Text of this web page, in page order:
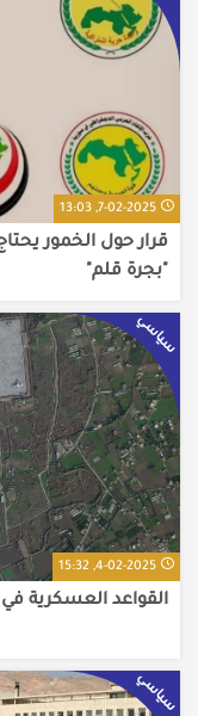
7-02-2025, 13:03
قرار حول الخمور
"بجرة قلم"
سياسي
4-02-2025, 15:32
القواعد العسكرية
سياسي